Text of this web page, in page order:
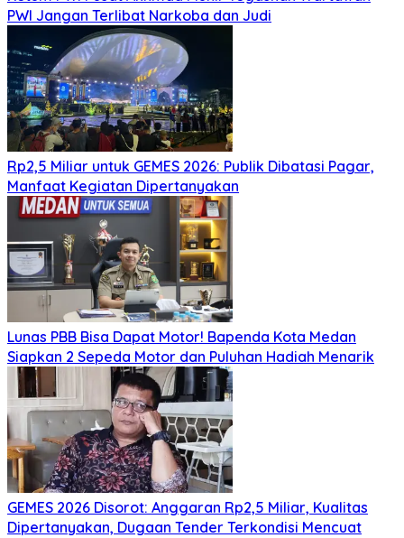
PWI Jangan Terlibat Narkoba dan Judi
Rp2,5 Miliar untuk GEMES 2026: Publik Dibatasi Pagar,
Manfaat Kegiatan Dipertanyakan
Lunas PBB Bisa Dapat Motor! Bapenda Kota Medan
Siapkan 2 Sepeda Motor dan Puluhan Hadiah Menarik
GEMES 2026 Disorot: Anggaran Rp2,5 Miliar, Kualitas
Dipertanyakan, Dugaan Tender Terkondisi Mencuat